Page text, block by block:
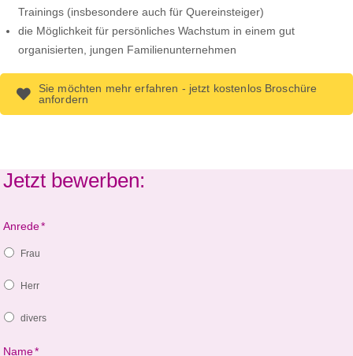
Trainings (insbesondere auch für Quereinsteiger)
die Möglichkeit für persönliches Wachstum in einem gut
organisierten, jungen Familienunternehmen
Sie möchten mehr erfahren - jetzt kostenlos Broschüre
anfordern
Jetzt bewerben:
Anrede*
Frau
Herr
divers
Name*